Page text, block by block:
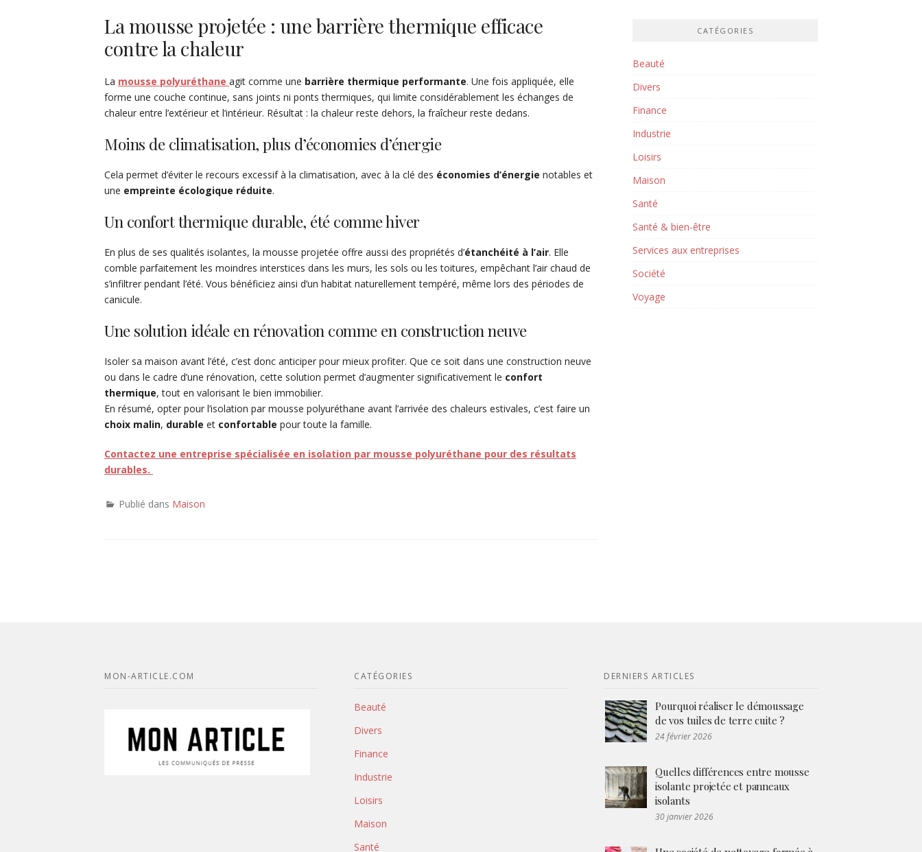
La mousse projetée : une barrière thermique efficace
contre la chaleur
La mousse polyuréthane agit comme une barrière thermique performante. Une fois appliquée, elle
forme une couche continue, sans joints ni ponts thermiques, qui limite considérablement les échanges de
chaleur entre l’extérieur et l’intérieur. Résultat : la chaleur reste dehors, la fraîcheur reste dedans.
Moins de climatisation, plus d’économies d’énergie
Cela permet d’éviter le recours excessif à la climatisation, avec à la clé des économies d’énergie notables et
une empreinte écologique réduite.
Un confort thermique durable, été comme hiver
En plus de ses qualités isolantes, la mousse projetée offre aussi des propriétés d’étanchéité à l’air. Elle
comble parfaitement les moindres interstices dans les murs, les sols ou les toitures, empêchant l’air chaud de
s’infiltrer pendant l’été. Vous bénéficiez ainsi d’un habitat naturellement tempéré, même lors des périodes de
canicule.
Une solution idéale en rénovation comme en construction neuve
Isoler sa maison avant l’été, c’est donc anticiper pour mieux profiter. Que ce soit dans une construction neuve
ou dans le cadre d’une rénovation, cette solution permet d’augmenter significativement le confort
thermique, tout en valorisant le bien immobilier.
En résumé, opter pour l’isolation par mousse polyuréthane avant l’arrivée des chaleurs estivales, c’est faire un
choix malin, durable et confortable pour toute la famille.
Contactez une entreprise spécialisée en isolation par mousse polyuréthane pour des résultats
durables.
Publié dans Maison
CATÉGORIES
Beauté
Divers
Finance
Industrie
Loisirs
Maison
Santé
Santé & bien-être
Services aux entreprises
Société
Voyage
MON-ARTICLE.COM CATÉGORIES
Beauté
Divers
Finance
Industrie
Loisirs
Maison
Santé
DERNIERS ARTICLES
Pourquoi réaliser le démoussage
de vos tuiles de terre cuite ?
24 février 2026
Quelles différences entre mousse
isolante projetée et panneaux
isolants
30 janvier 2026